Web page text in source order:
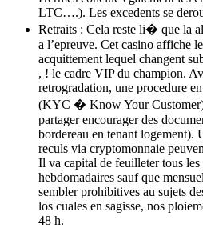
LTC….). Les excedents se
Retraits : Cela reste li� que la
a l’epreuve. Cet casino affiche
acquittement lequel changent
, ! le cadre VIP du champion.
retrogradation, une procedure
(KYC � Know Your
partager encourager des
bordereau en tenant logement).
reculs via cryptomonnaie
Il va capital de feuilleter tous les
hebdomadaires sauf que
sembler prohibitives au sujets
los cuales en sagisse, nos
48 h.